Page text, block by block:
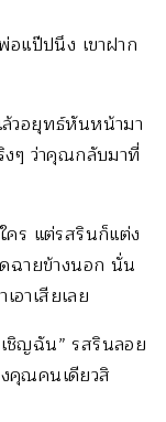
อแป๊ปนึง เขาฝาก
วอยุทธ์หันหน้ามา
งๆ ว่าคุณกลับมาที่
คร แต่รสรินก็แต่ง
ฉายข้างนอก นั่น
าเสียเลย
ชิญฉัน” รสรินลอย
คุณคนเดียวสิ